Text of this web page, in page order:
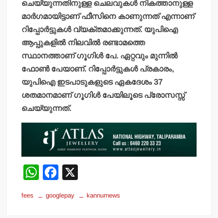
ചെയ്യുന്നതിനുള്ള ചെലവുകള്‍ നികത്താനുള്ള
മാര്‍ഗമായിട്ടാണ് ഫീസിനെ കാണുന്നത് എന്നാണ്
റിപ്പോര്‍ട്ടുകള്‍ വ്യക്തമാക്കുന്നത്. യുപിഐ
ആപ്പുകളില്‍ നിലവില്‍ രണ്ടാമത്തെ
സ്ഥാനത്താണ് ഗൂഗിള്‍ പേ. ഏറ്റവും മുന്നില്‍
ഫോണ്‍ പേയാണ്. റിപ്പോര്‍ട്ടുകള്‍ പ്രകാരം,
യുപിഐ ഇടപാടുകളുടെ ഏകദേശം 37
ശതമാനമാണ് ഗൂഗിള്‍ പേയിലൂടെ പ്രോസസ്സ്
ചെയ്യുന്നത്.
W
at
F
c
fees googlepay kannurnews